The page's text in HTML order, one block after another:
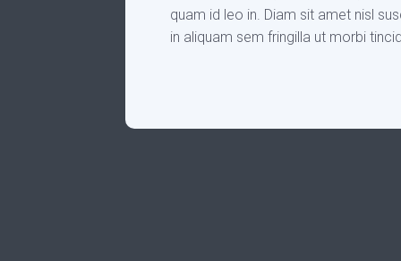
quam id leo in. Diam sit amet nisl
in aliquam sem fringilla ut morbi